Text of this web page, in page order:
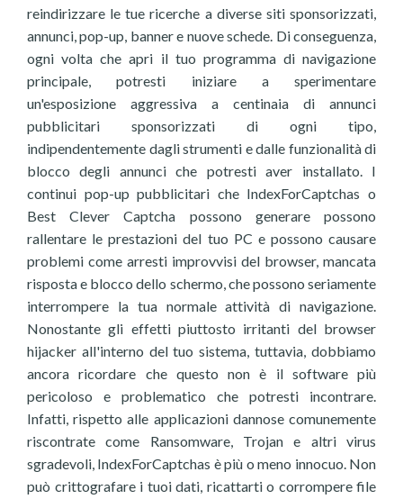
reindirizzare le tue ricerche a diverse siti sponsorizzati,
annunci, pop-up, banner e nuove schede. Di conseguenza,
ogni volta che apri il tuo programma di navigazione
principale, potresti iniziare a sperimentare
un'esposizione aggressiva a centinaia di annunci
pubblicitari sponsorizzati di ogni tipo,
indipendentemente dagli strumenti e dalle funzionalità di
blocco degli annunci che potresti aver installato. I
continui pop-up pubblicitari che IndexForCaptchas o
Best Clever Captcha possono generare possono
rallentare le prestazioni del tuo PC e possono causare
problemi come arresti improvvisi del browser, mancata
risposta e blocco dello schermo, che possono seriamente
interrompere la tua normale attività di navigazione.
Nonostante gli effetti piuttosto irritanti del browser
hijacker all'interno del tuo sistema, tuttavia, dobbiamo
ancora ricordare che questo non è il software più
pericoloso e problematico che potresti incontrare.
Infatti, rispetto alle applicazioni dannose comunemente
riscontrate come Ransomware, Trojan e altri virus
sgradevoli, IndexForCaptchas è più o meno innocuo. Non
può crittografare i tuoi dati, ricattarti o corrompere file